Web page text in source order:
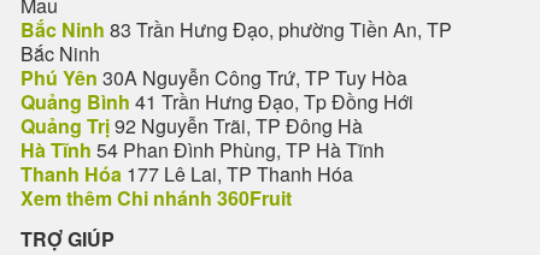
Bắc Ninh 83 Trần Hưng Đạo, phường Tiền An, TP
Bắc Ninh
Phú Yên 30A Nguyễn Công Trứ, TP Tuy Hòa
Quảng Bình 41 Trần Hưng Đạo, Tp Đồng Hới
Quảng Trị92 Nguyễn Trãi, TP Đông Hà
Hà Tĩnh 54 Phan Đình Phùng, TP Hà Tĩnh
Thanh Hóa 177 Lê Lai, TP Thanh Hóa
Xem thêm Chi nhánh 360Fruit
TRỢ GIÚP